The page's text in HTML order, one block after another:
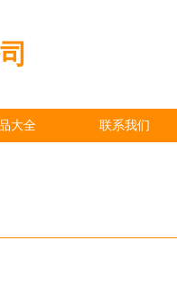
大全 联系我们